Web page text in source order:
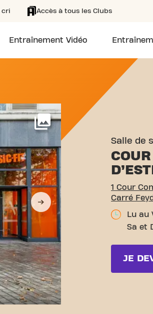
cri Accès à tous les Clubs
Entraînement Vidéo
Voir plus
Salle de
1 Cour
Carré
Lu au
Sa et
JE